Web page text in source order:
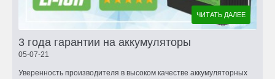
ЧИТАТЬ ДАЛЕЕ
3 года гарантии на аккумуляторы
05-07-21
Уверенность производителя в высоком качестве аккумуляторных